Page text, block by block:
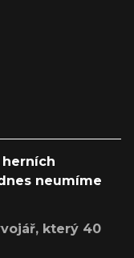
neumíme
který 40